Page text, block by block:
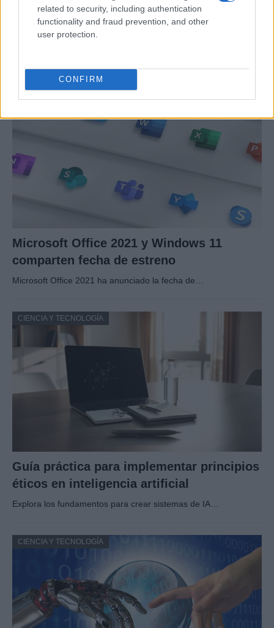
related to security, including authentication
functionality and fraud prevention, and other
user protection.
CONFIRM
Eclipse solar 2026: Todo lo que necesitas
saber sobre el evento astronómico
Microsoft Office 2021 y Windows 11
comparten fecha de estreno
Microsoft Office 2021 ha anunciado la fecha de…
CIENCIA Y TECNOLOGÍA
Guía práctica para implementar principios
éticos en inteligencia artificial
Explora los fundamentos para crear sistemas de IA…
CIENCIA Y TECNOLOGÍA